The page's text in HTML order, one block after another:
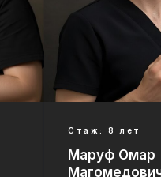
Стаж: 8 лет
Маруф Омар